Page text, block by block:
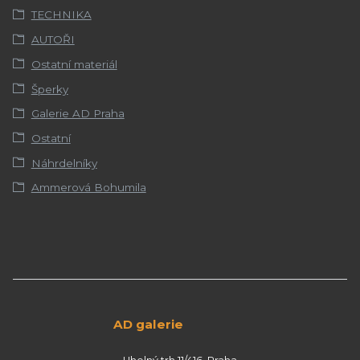
TECHNIKA
AUTOŘI
Ostatní materiál
Šperky
Galerie AD Praha
Ostatní
Náhrdelníky
Ammerová Bohumila
AD galerie